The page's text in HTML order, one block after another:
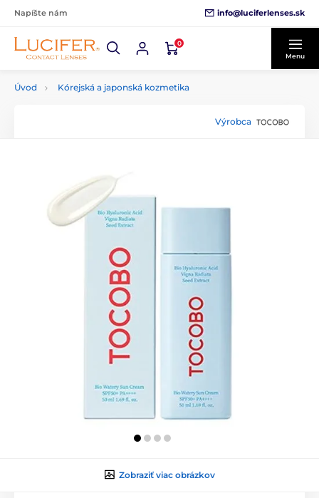
Napíšte nám info@luciferlenses.sk
0
Menu
Úvod Kórejská a japonská kozmetika
Výrobca
Zobraziť viac obrázkov